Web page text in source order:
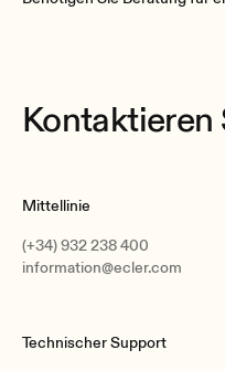
Kontaktieren
Mittellinie
(+34) 932 238 400
information@ecler.com
Technischer Support